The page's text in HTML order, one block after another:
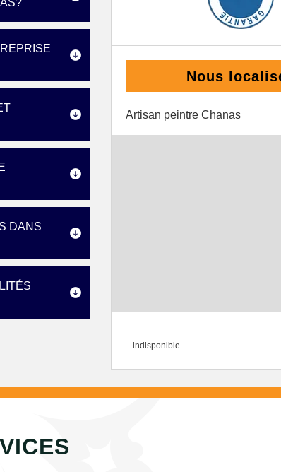
DANS
Nous
Artisan peintre Chanas
indisponible